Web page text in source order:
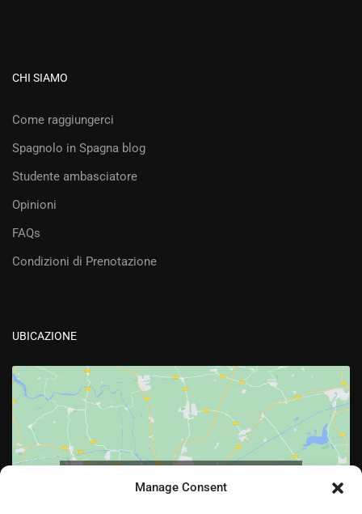
Manage Consent
CHI SIAMO
Come raggiungerci
Spagnolo in Spagna blog
Studente ambasciatore
Opinioni
FAQs
Condizioni di Prenotazione
UBICAZIONE
abilitare questo contenuto